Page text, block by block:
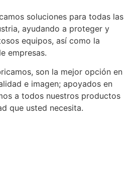
soluciones para todas las
ayudando a proteger y
equipos, así como la
empresas.
son la mejor opción en
e imagen; apoyados en
a todos nuestros productos
que usted necesita.